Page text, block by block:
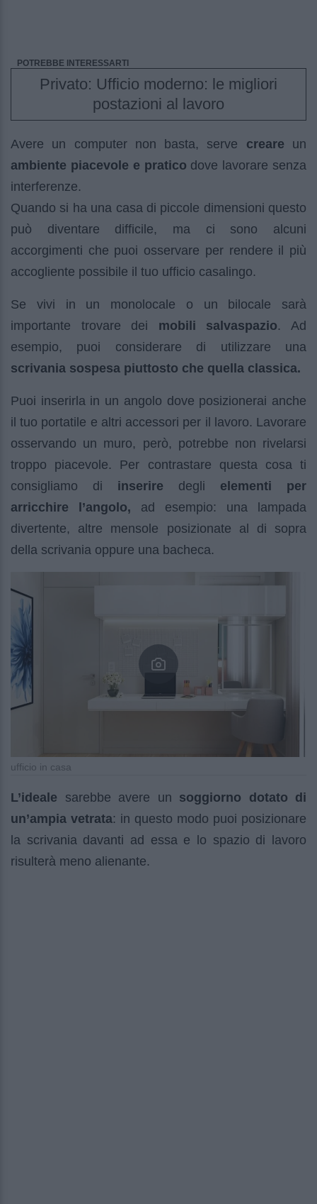
POTREBBE INTERESSARTI
Privato: Ufficio moderno: le migliori
postazioni al lavoro
Avere un computer non basta, serve creare un
ambiente piacevole e pratico dove lavorare senza
interferenze.
Quando si ha una casa di piccole dimensioni questo
può diventare difficile, ma ci sono alcuni
accorgimenti che puoi osservare per rendere il più
accogliente possibile il tuo ufficio casalingo.
Se vivi in un monolocale o un bilocale sarà
importante trovare dei mobili salvaspazio. Ad
esempio, puoi considerare di utilizzare una
scrivania sospesa piuttosto che quella classica.
Puoi inserirla in un angolo dove posizionerai anche
il tuo portatile e altri accessori per il lavoro. Lavorare
osservando un muro, però, potrebbe non rivelarsi
troppo piacevole. Per contrastare questa cosa ti
consigliamo di inserire degli elementi per
arricchire l’angolo, ad esempio: una lampada
divertente, altre mensole posizionate al di sopra
della scrivania oppure una bacheca.
ufficio in casa
L’ideale sarebbe avere un soggiorno
dotato di
un’ampia vetrata: in questo modo puoi posizionare
la scrivania davanti ad essa e lo spazio di lavoro
risulterà meno alienante.